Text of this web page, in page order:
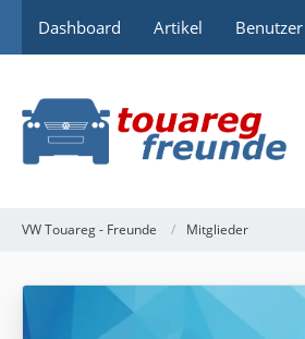
Dashboard Artikel Benutzer
VW Touareg - Freunde Mitglieder